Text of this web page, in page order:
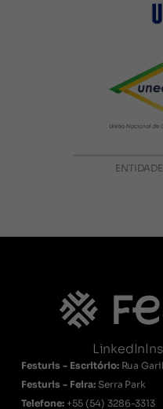
LinkedIn
Festuris - Escritório: Rua
Festuris - Feira: Serra Park
Telefone: +55 (54) 3286-3313